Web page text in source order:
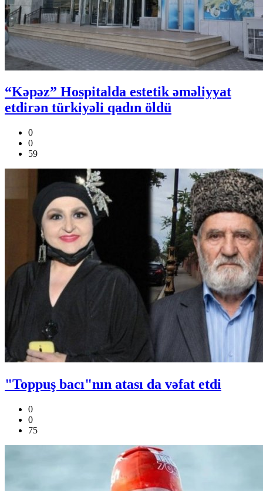
“Kəpəz” Hospitalda estetik əməliyyat
etdirən türkiyəli qadın öldü
0
0
59
"Toppuş bacı"nın atası da vəfat etdi
0
0
75